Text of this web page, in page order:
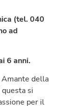
(tel. 040
ad
6 anni.
della
si
per il